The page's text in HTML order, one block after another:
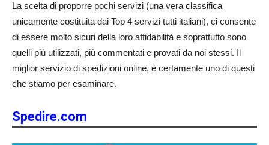
La scelta di proporre pochi servizi (una vera classifica
unicamente costituita dai Top 4 servizi tutti italiani), ci consente
di essere molto sicuri della loro affidabilità e soprattutto sono
quelli più utilizzati, più commentati e provati da noi stessi. Il
miglior servizio di spedizioni online, è certamente uno di questi
che stiamo per esaminare.
Spedire.com